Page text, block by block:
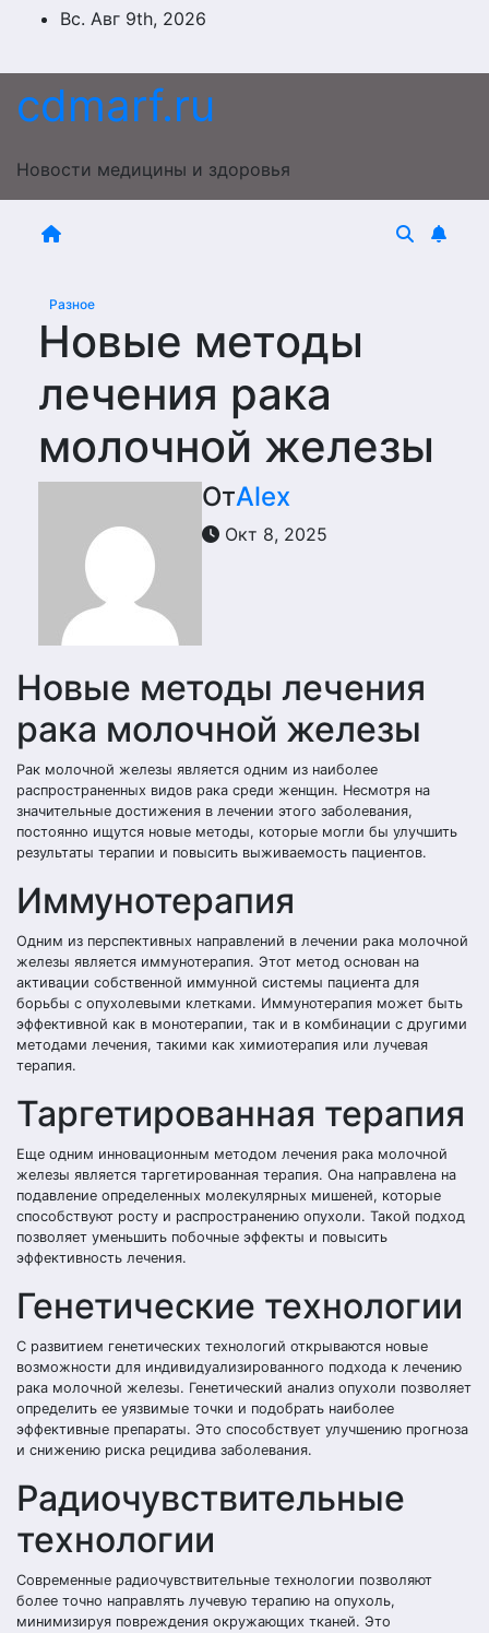
ПерейтиВс. Авг 9th, 2026
cdmarf.ru
Новости медицины и здоровья
Разное
Новые методы
лечения рака
молочной железы
ОтAlex
Окт 8, 2025
Новые методы лечения
рака молочной железы
Рак молочной железы является одним из наиболее
распространенных видов рака среди женщин. Несмотря на
значительные достижения в лечении этого заболевания,
постоянно ищутся новые методы, которые могли бы улучшить
результаты терапии и повысить выживаемость пациентов.
Иммунотерапия
Одним из перспективных направлений в лечении рака молочной
железы является иммунотерапия. Этот метод основан на
активации собственной иммунной системы пациента для
борьбы с опухолевыми клетками. Иммунотерапия может быть
эффективной как в монотерапии, так и в комбинации с другими
методами лечения, такими как химиотерапия или лучевая
терапия.
Таргетированная терапия
Еще одним инновационным методом лечения рака молочной
железы является таргетированная терапия. Она направлена на
подавление определенных молекулярных мишеней, которые
способствуют росту и распространению опухоли. Такой подход
позволяет уменьшить побочные эффекты и повысить
эффективность лечения.
Генетические технологии
С развитием генетических технологий открываются новые
возможности для индивидуализированного подхода к лечению
рака молочной железы. Генетический анализ опухоли позволяет
определить ее уязвимые точки и подобрать наиболее
эффективные препараты. Это способствует улучшению прогноза
и снижению риска рецидива заболевания.
Радиочувствительные
технологии
Современные радиочувствительные технологии позволяют
более точно направлять лучевую терапию на опухоль,
минимизируя повреждения окружающих тканей. Это